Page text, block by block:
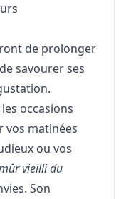
de prolonger
savourer ses
occasions
vos matinées
ou vos
vieilli du
Son